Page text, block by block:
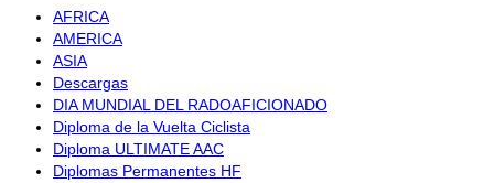
AFRICA
AMERICA
ASIA
Descargas
DIA MUNDIAL DEL RADOAFICIONADO
Diploma de la Vuelta Ciclista
Diploma ULTIMATE AAC
Diplomas Permanentes HF